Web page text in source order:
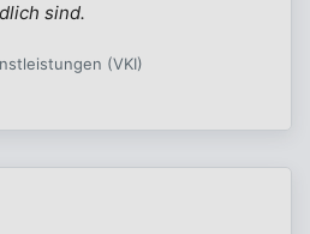
sind.
(VKI)